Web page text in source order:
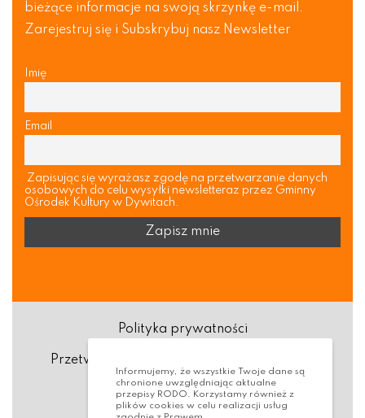
bieżące informacje na swoją skrzynkę e-mail.
Zarejestruj się i Subskrybuj nasz Newsletter
Imię
Email
Zapisując się wyrażasz zgodę na przetwarzanie danych
osobowych do celu wysyłki newsletteraz przez Gminny
Ośrodek Kultury w Dywitach.
Polityka prywatności
Przetwarzanie danych osobowych (RODO)
Deklaracja dostępności
Informujemy, że wszystkie Twoje dane są
chronione uwzględniając aktualne
przepisy RODO. Korzystamy również z
plików cookies w celu realizacji usług